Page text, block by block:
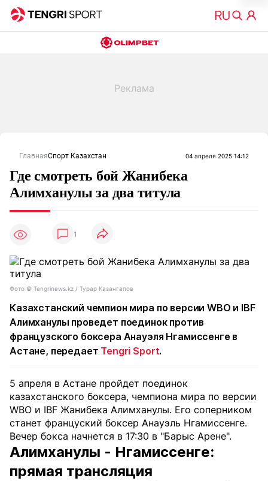
ГлавнаяСпорт Казахстан 04 апреля 2025 14:12
Где смотреть бой Жанибека
Алимханулы за два титула
1
Фото ©️ Tengrinews.kz / Турар Казангапов
Казахстанский чемпион мира по версии WBO и IBF
Алимханулы проведет поединок против
французского боксера Анауэля Нгамиссенге в
Астане, передает Tengri Sport.
5 апреля в Астане пройдет поединок
казахстанского боксера, чемпиона мира по версии
WBO и IBF Жанибека Алимханулы. Его соперником
станет француский боксер Анауэль Нгамиссенге.
Вечер бокса начнется в 17:30 в "Барыс Арене".
Алимханулы - Нгамиссенге:
прямая трансляция